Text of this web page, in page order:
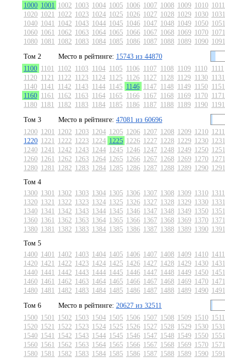
1000 1001 1002 1003 1004 1005 1006 1007 1008 1009 1010 1011
1020 1021 1022 1023 1024 1025 1026 1027 1028 1029 1030 1031
1040 1041 1042 1043 1044 1045 1046 1047 1048 1049 1050 1051
1060 1061 1062 1063 1064 1065 1066 1067 1068 1069 1070 1071
1080 1081 1082 1083 1084 1085 1086 1087 1088 1089 1090 1091
Том 2
Место в рейтинге: 15743 из 44870
1100 1101 1102 1103 1104 1105 1106 1107 1108 1109 1110 1111
1120 1121 1122 1123 1124 1125 1126 1127 1128 1129 1130 1131
1140 1141 1142 1143 1144 1145 1146 1147 1148 1149 1150 1151
1160 1161 1162 1163 1164 1165 1166 1167 1168 1169 1170 1171
1180 1181 1182 1183 1184 1185 1186 1187 1188 1189 1190 1191
Том 3
Место в рейтинге: 47081 из 60696
1200 1201 1202 1203 1204 1205 1206 1207 1208 1209 1210 1211
1220 1221 1222 1223 1224 1225 1226 1227 1228 1229 1230 1231
1240 1241 1242 1243 1244 1245 1246 1247 1248 1249 1250 1251
1260 1261 1262 1263 1264 1265 1266 1267 1268 1269 1270 1271
1280 1281 1282 1283 1284 1285 1286 1287 1288 1289 1290 1291
Том 4
1300 1301 1302 1303 1304 1305 1306 1307 1308 1309 1310 1311
1320 1321 1322 1323 1324 1325 1326 1327 1328 1329 1330 1331
1340 1341 1342 1343 1344 1345 1346 1347 1348 1349 1350 1351
1360 1361 1362 1363 1364 1365 1366 1367 1368 1369 1370 1371
1380 1381 1382 1383 1384 1385 1386 1387 1388 1389 1390 1391
Том 5
1400 1401 1402 1403 1404 1405 1406 1407 1408 1409 1410 1411
1420 1421 1422 1423 1424 1425 1426 1427 1428 1429 1430 1431
1440 1441 1442 1443 1444 1445 1446 1447 1448 1449 1450 1451
1460 1461 1462 1463 1464 1465 1466 1467 1468 1469 1470 1471
1480 1481 1482 1483 1484 1485 1486 1487 1488 1489 1490 1491
Том 6
Место в рейтинге: 20627 из 32511
1500 1501 1502 1503 1504 1505 1506 1507 1508 1509 1510 1511
1520 1521 1522 1523 1524 1525 1526 1527 1528 1529 1530 1531
1540 1541 1542 1543 1544 1545 1546 1547 1548 1549 1550 1551
1560 1561 1562 1563 1564 1565 1566 1567 1568 1569 1570 1571
1580 1581 1582 1583 1584 1585 1586 1587 1588 1589 1590 1591